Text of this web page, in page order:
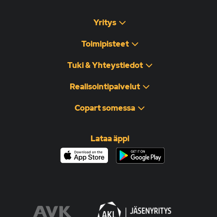
Yritys
Toimipisteet
Tuki & Yhteystiedot
Realisointipalvelut
Copart somessa
Lataa äppi